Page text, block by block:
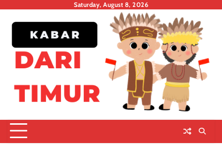
Saturday, August 8, 2026